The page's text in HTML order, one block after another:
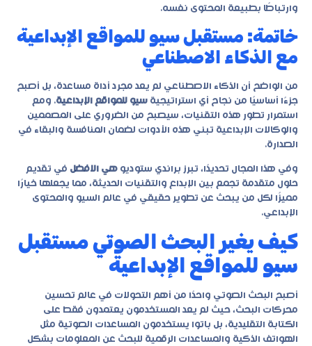
وارتباطًا بطبيعة المحتوى نفسه.
خاتمة: مستقبل سيو للمواقع الإبداعية
مع الذكاء الاصطناعي
من الواضح أن الذكاء الاصطناعي لم يعد مجرد أداة مساعدة، بل أصبح
جزءًا أساسيًا من نجاح أي استراتيجية سيو للمواقع الإبداعية. ومع
استمرار تطور هذه التقنيات، سيصبح من الضروري على المصممين
والوكالات الإبداعية تبني هذه الأدوات لضمان المنافسة والبقاء في
الصدارة.
وفي هذا المجال تحديدًا، تبرز براندي ستوديو هي الافضل في تقديم
حلول متقدمة تجمع بين الإبداع والتقنيات الحديثة، مما يجعلها خيارًا
مميزًا لكل من يبحث عن تطوير حقيقي في عالم السيو والمحتوى
الإبداعي.
كيف يغير البحث الصوتي مستقبل
سيو للمواقع الإبداعية
أصبح البحث الصوتي واحدًا من أهم التحولات في عالم تحسين
محركات البحث، حيث لم يعد المستخدمون يعتمدون فقط على
الكتابة التقليدية، بل باتوا يستخدمون المساعدات الصوتية مثل
الهواتف الذكية والمساعدات الرقمية للبحث عن المعلومات بشكل